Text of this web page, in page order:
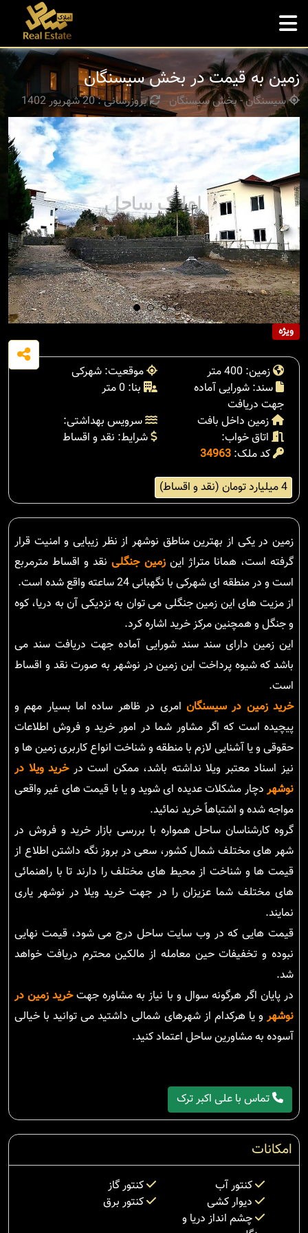
زمین به قیمت در بخش سیسنگان
سیسنگان - بخش سیسنگان بروزرسانی : 20 شهریور 1402
ویژه
زمین: 400 متر
موقعیت: شهرکی
سند: شورایی آماده
جهت دریافت
بنا: 0 متر
زمین داخل بافت
سرویس بهداشتی:
اتاق خواب:
شرایط: نقد و اقساط
کد ملک: 34963
4 میلیارد تومان (نقد و اقساط)
زمین در یکی از بهترین مناطق نوشهر از نظر زیبایی و امنیت قرار
گرفته است، همانا متراژ اینزمین جنگلینقد و اقساط مترمربع
است و در منطقه ای شهرکی با نگهبانی 24 ساعته واقع شده است.
از مزیت های این زمین جنگلی می توان به نزدیکی آن به دریا، کوه
و جنگل و همچنین مرکز خرید اشاره کرد.
این زمین دارای سند سند شورایی آماده جهت دریافت سند می
باشد که شیوه پرداخت این زمین در نوشهر به صورت نقد و اقساط
است.
خرید زمین در سیسنگان امری در ظاهر ساده اما بسیار مهم و
پیچیده است که اگر مشاور شما در امور خرید و فروش اطلاعات
حقوقی و یا آشنایی لازم با منطقه و شناخت انواع کاربری زمین ها و
نیز اسناد معتبر ویلا نداشته باشد، ممکن است درخرید ویلا در
نوشهر دچار مشکلات عدیده ای شوید و یا با قیمت های غیر واقعی
مواجه شده و اشتباهاً خرید نمائید.
گروه کارشناسان ساحل همواره با بررسی بازار خرید و فروش در
شهر های مختلف شمال کشور، سعی در بروز نگه داشتن اطلاع از
قیمت ها و شناخت از محیط های مختلف را دارند تا با راهنمائی
های مختلف شما عزیزان را در جهت خرید ویلا در نوشهر یاری
نمایند.
قیمت هایی که در وب سایت ساحل درج می شود، قیمت نهایی
نبوده و تخفیفات حین معامله از مالکین محترم دریافت خواهد
شد.
در پایان اگر هرگونه سوال و با نیاز به مشاوره جهتخرید زمین در
نوشهر و یا هرکدام از شهرهای شمالی داشتید می توانید با خیالی
آسوده به مشاورین ساحل اعتماد کنید.
تماس با علی اکبر ترک
امکانات
کنتور آب
کنتور گاز
دیوار کشی
کنتور برق
چشم انداز دریا و